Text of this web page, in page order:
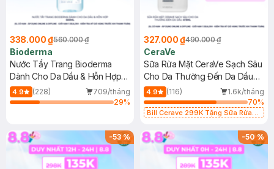
338.000 ₫560.000 ₫
Bioderma
Nước Tẩy Trang Bioderma
Dành Cho Da Dầu & Hỗn Hợp
500ml
4.9 (228)
709/tháng
29%
327.000 ₫490.000 ₫
CeraVe
Sữa Rửa Mặt CeraVe Sạch Sâu
Cho Da Thường Đến Da Dầu
473ml
4.9 (116)
1.6k/tháng
70%
Bill Cerave 299K Tặng Sữa Rửa
-53% -50%